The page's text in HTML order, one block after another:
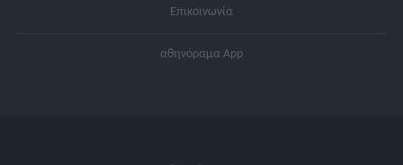
Επικοινωνία
αθηνόραμα App